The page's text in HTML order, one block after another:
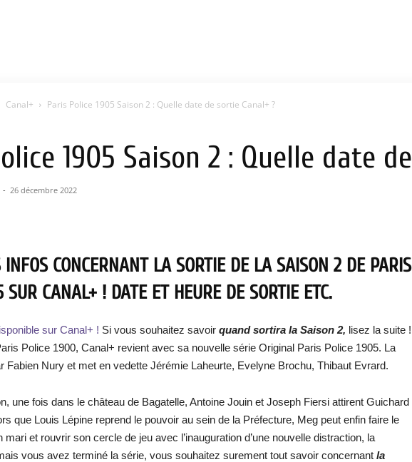
Canal+ Paris Police 1905 Saison 2 : Quelle date de sortie Canal+ ?
1905 Saison 2 : Quelle date
- 26 décembre 2022
INFOS CONCERNANT LA SORTIE DE LA SAISON 2 DE PARIS
SUR CANAL+ ! DATE ET HEURE DE SORTIE ETC.
sur Canal+ ! Si vous souhaitez savoir quand sortira la Saison 2, lisez la suite !
Police 1900, Canal+ revient avec sa nouvelle série Original Paris Police 1905. La
Fabien Nury et met en vedette Jérémie Laheurte, Evelyne Brochu, Thibaut Evrard.
une fois dans le château de Bagatelle, Antoine Jouin et Joseph Fiersi attirent Guichard
que Louis Lépine reprend le pouvoir au sein de la Préfecture, Meg peut enfin faire le
et rouvrir son cercle de jeu avec l’inauguration d’une nouvelle distraction, la
vous avez terminé la série, vous souhaitez surement tout savoir concernant la